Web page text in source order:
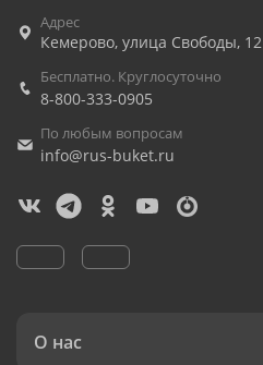
Адрес
Кемерово, улица Свободы, 12
Бесплатно. Круглосуточно
8-800-333-0905
По любым вопросам
info@rus-buket.ru
О нас